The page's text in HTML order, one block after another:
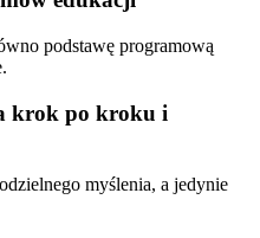
podstawę programową
krok po kroku i
myślenia, a jedynie